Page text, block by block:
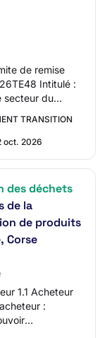
de remise
Intitulé :
secteur du
TRANSITION
oct. 2026
des déchets
de la
de produits
Corse
1.1 Acheteur
: